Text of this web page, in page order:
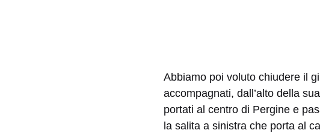
Abbiamo poi voluto chiudere il
accompagnati, dall’alto della
portati al centro di Pergine e
la salita a sinistra che porta al